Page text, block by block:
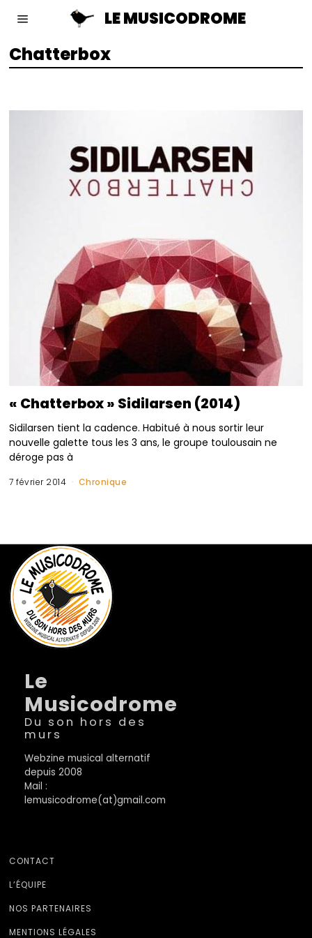
LE MUSICODROME
Chatterbox
« Chatterbox » Sidilarsen (2014)
Sidilarsen tient la cadence. Habitué à nous sortir leur
nouvelle galette tous les 3 ans, le groupe toulousain ne
déroge pas à
7 février 2014 Chronique
Le
Musicodrome
Du son hors des
murs
Webzine musical alternatif
depuis 2008
Mail :
lemusicodrome(at)gmail.com
CONTACT
L’ÉQUIPE
NOS PARTENAIRES
MENTIONS LÉGALES